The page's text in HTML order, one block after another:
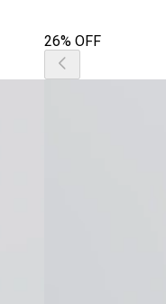
26% OFF